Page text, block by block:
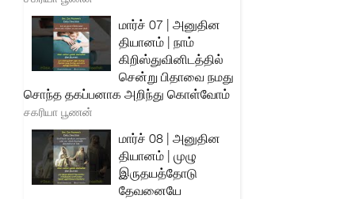
மார்ச் 07 | அனுதின
தியானம் | நாம்
கிறிஸ்துவினிடத்தில்
சென்று பிதாவை நமது
சொந்த தகப்பனாக அறிந்து கொள்வோம்
சகரியா பூணன்
மார்ச் 08 | அனுதின
தியானம் | முழு
இருதயத்தோடு
தேவனையே